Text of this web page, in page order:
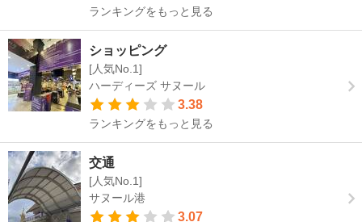
ランキングをもっと見る
ショッピング
[人気No.1]
ハーディーズ サヌール
3.38
ランキングをもっと見る
交通
[人気No.1]
サヌール港
3.07